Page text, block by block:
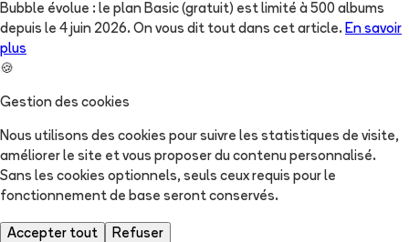
Bubble évolue : le plan Basic (gratuit) est limité à 500 albums
depuis le 4 juin 2026. On vous dit tout dans cet article. En savoir
plus
🍪
Gestion des cookies
Nous utilisons des cookies pour suivre les statistiques de visite,
améliorer le site et vous proposer du contenu personnalisé.
Sans les cookies optionnels, seuls ceux requis pour le
fonctionnement de base seront conservés.
Accepter tout Refuser